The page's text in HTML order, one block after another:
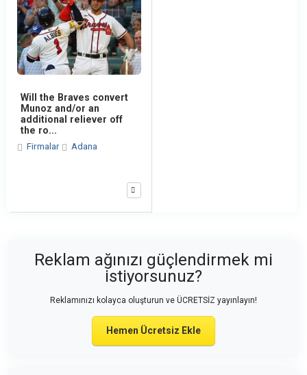
Will the Braves convert
Munoz and/or an
additional reliever off
the ro...
Firmalar
Adana
Reklam ağınızı güçlendirmek mi
istiyorsunuz?
Reklamınızı kolayca oluşturun ve ÜCRETSİZ yayınlayın!
Hemen Ücretsiz Ekle